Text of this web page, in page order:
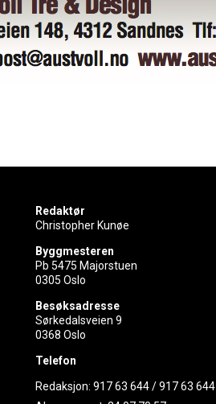
Redaktør
Christopher Kunøe
Byggmesteren
Pb 5475 Majorstuen
0305 Oslo
Besøksadresse
Sørkedalsveien 9
0368 Oslo
Telefon
Redaksjon:917 63 644/917 63 644